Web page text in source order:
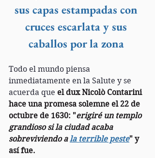
sus capas estampadas con
cruces escarlata y sus
caballos por la zona
Todo el mundo piensa
inmediatamente en la Salute y se
acuerda que el dux Nicolò Contarini
hace una promesa solemne el 22 de
octubre de 1630: "erigiré un templo
grandioso si la ciudad acaba
sobreviviendo a la terrible peste" y
así fue.